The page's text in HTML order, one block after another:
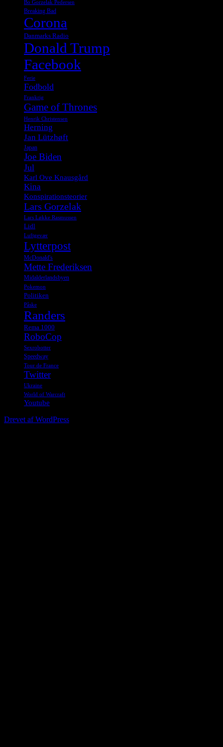
Bo Gorzelak Pedersen
Breaking Bad
Corona
Danmarks Radio
Donald Trump
Facebook
Ferie
Fodbold
Frankrig
Game of Thrones
Henrik Christensen
Herning
Jan Lützhøft
Japan
Joe Biden
Jul
Karl Ove Knausgård
Kina
Konspirationsteorier
Lars Gorzelak
Lars Løkke Rasmussen
Lidl
Luftgevær
Lytterpost
McDonald's
Mette Frederiksen
Midalderlandsbyen
Pokemon
Politiken
Påske
Randers
Rema 1000
RoboCop
Sexrobotter
Speedway
Tour de France
Twitter
Ukraine
World of Warcraft
Youtube
Drevet af WordPress